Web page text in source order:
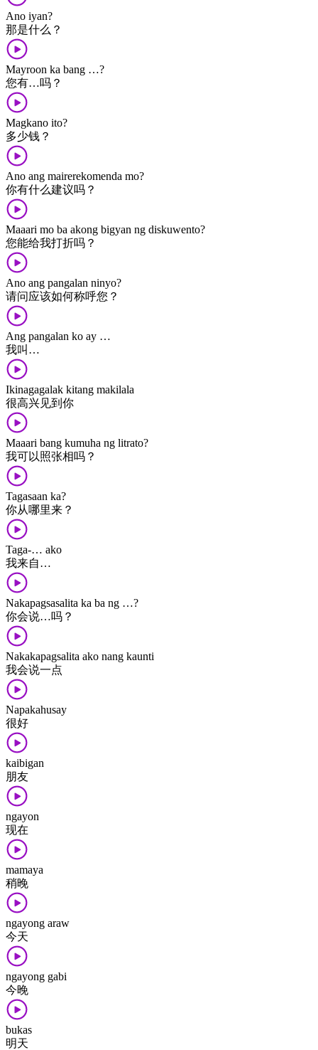
Ano iyan?
那​是​什么？
Mayroon ka bang …?
您​有​…​吗？
Magkano ito?
多少​钱？
Ano ang mairerekomenda mo?
你​有​什么​建议​吗？
Maaari mo ba akong bigyan ng diskuwento?
您​能​给​我​打折​吗？
Ano ang pangalan ninyo?
请问​应该​如何​称呼​您？
Ang pangalan ko ay …
我​叫​…
Ikinagagalak kitang makilala
很​高兴​见到​你
Maaari bang kumuha ng litrato?
我​可以​照​张​相​吗？
Tagasaan ka?
你​从​哪里​来？
Taga-… ako
我​来自​…
Nakapagsasalita ka ba ng …?
你​会​说​…​吗？
Nakakapagsalita ako nang kaunti
我​会​说​一点
Napakahusay
很​好
kaibigan
朋友
ngayon
现在
mamaya
稍晚
ngayong araw
今天
ngayong gabi
今晚
bukas
明天